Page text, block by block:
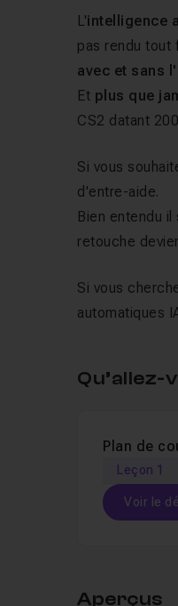
L'intelligence
pas rendu tout
avec et sans
Et plus que
CS2 datant
Si vous
d'entre-aide.
Bien entendu
retouche
Si vous
automatiques
Qu’allez-
Plan de
Leçon 1
Voir le
Aperçus